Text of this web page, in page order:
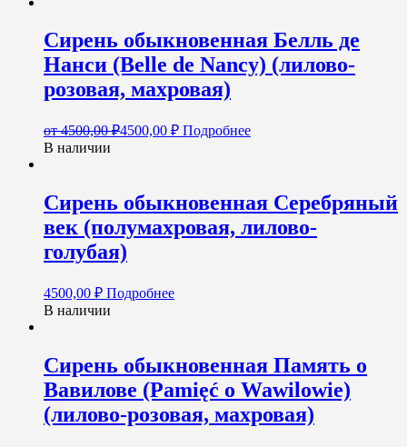
Сирень обыкновенная Белль де
Нанси (Belle de Nancy) (лилово-
розовая, махровая)
от4500,00₽4500,00 ₽ Подробнее
В наличии
Сирень обыкновенная Серебряный
век (полумахровая, лилово-
голубая)
4500,00 ₽ Подробнее
В наличии
Сирень обыкновенная Память о
Вавилове (Pamięć o Wawilowie)
(лилово-розовая, махровая)